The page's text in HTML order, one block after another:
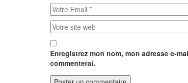
Enregistrez mon nom, mon adresse e-
commenterai.